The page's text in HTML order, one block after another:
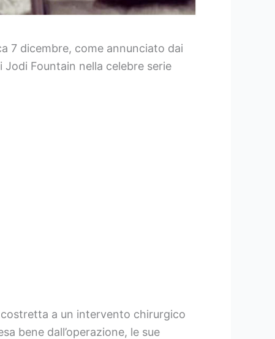
7 dicembre, come annunciato dai
Fountain nella celebre serie
a un intervento chirurgico
bene dall’operazione, le sue